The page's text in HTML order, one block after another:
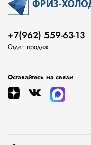
+7(962) 559-63-13
Отдел продаж
Оставайтесь на связи